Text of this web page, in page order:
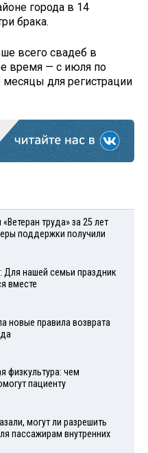
города в 14
брака.
всего свадеб в
время — с июля по
для регистрации
труда» за 25 лет
поддержки получили
Для нашей семьи праздник
вместе
новые правила возврата
физкультура: чем
пациенту
могут ли разрешить
пассажирам внутренних